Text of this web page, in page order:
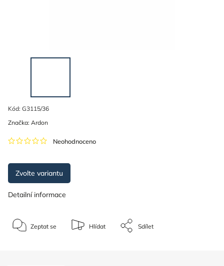
Kód: G3115/36
Neohodnoceno
Značka: Ardon
Zvolte variantu
Detailní informace
Zeptat se Hlídat Sdílet